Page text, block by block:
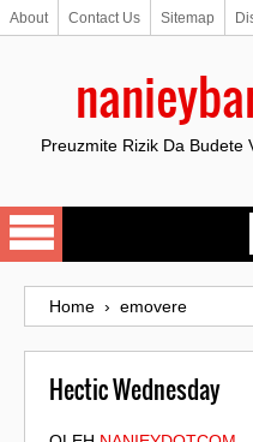
About Contact Us Sitemap
Preuzmite Rizik Da Budete
Home › emovere
Hectic Wednesday